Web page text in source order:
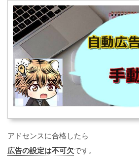
アドセンスに合格したら
広告の設定は不可欠です。